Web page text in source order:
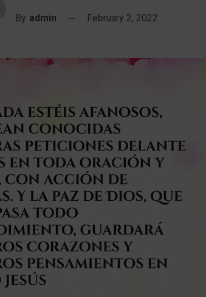
By admin February 2, 2022